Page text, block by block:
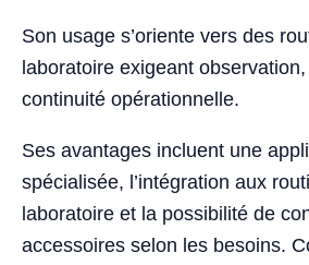
Son usage s’oriente vers des
laboratoire exigeant
continuité opérationnelle.
Ses avantages incluent une
spécialisée, l’intégration aux
laboratoire et la possibilité de
accessoires selon les besoins.